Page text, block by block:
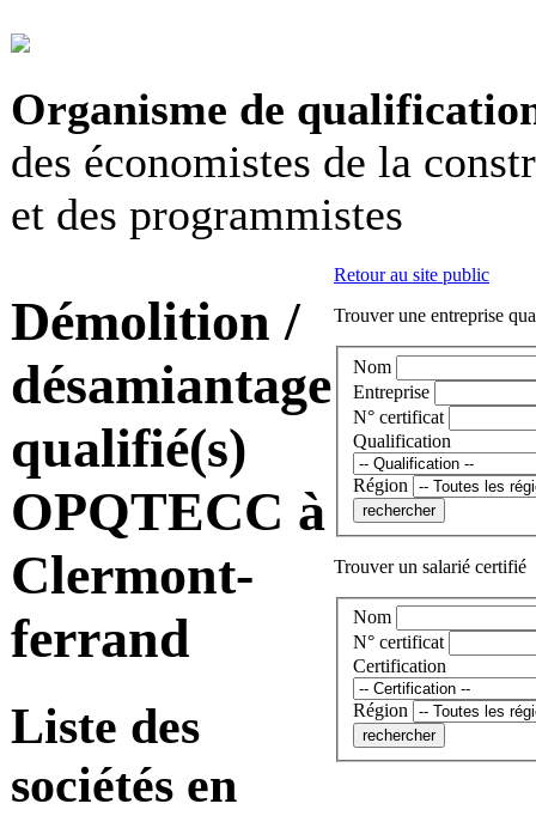
Organisme de
des économistes de la
et des programmistes
Démolition /
désamiantage
qualifié(s)
OPQTECC à
Clermont-
ferrand
Liste des
sociétés en
Retour au site public
Trouver une entreprise
Nom
Entreprise
N° certificat
Qualification
Région
Trouver un salarié certifié
Nom
N° certificat
Certification
Région